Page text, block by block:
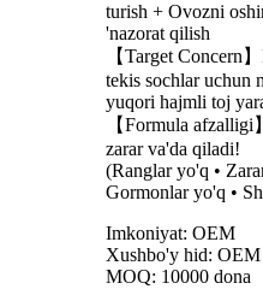
turish + Ovozni
'nazorat qilish
【Target Concern
tekis sochlar uchun
yuqori hajmli toj
【Formula
zarar va'da qiladi!
(Ranglar yo'q •
Gormonlar yo'q •
Imkoniyat: OEM
Xushbo'y hid: OEM
MOQ: 10000 dona